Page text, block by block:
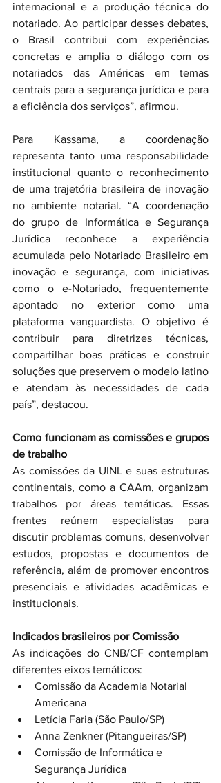
internacional e a produção técnica do
notariado. Ao participar desses debates,
o Brasil contribui com experiências
concretas e amplia o diálogo com os
notariados das Américas em temas
centrais para a segurança jurídica e para
a eficiência dos serviços”, afirmou.
Para Kassama, a coordenação
representa tanto uma responsabilidade
institucional quanto o reconhecimento
de uma trajetória brasileira de inovação
no ambiente notarial. “A coordenação
do grupo de Informática e Segurança
Jurídica reconhece a experiência
acumulada pelo Notariado Brasileiro em
inovação e segurança, com iniciativas
como o e-Notariado, frequentemente
apontado no exterior como uma
plataforma vanguardista. O objetivo é
contribuir para diretrizes técnicas,
compartilhar boas práticas e construir
soluções que preservem o modelo latino
e atendam às necessidades de cada
país”, destacou.
Como funcionam as comissões e grupos
de trabalho
As comissões da UINL e suas estruturas
continentais, como a CAAm, organizam
trabalhos por áreas temáticas. Essas
frentes reúnem especialistas para
discutir problemas comuns, desenvolver
estudos, propostas e documentos de
referência, além de promover encontros
presenciais e atividades acadêmicas e
institucionais.
Indicados brasileiros por Comissão
As indicações do CNB/CF contemplam
diferentes eixos temáticos:
Comissão da Academia Notarial
Americana
Letícia Faria (São Paulo/SP)
Anna Zenkner (Pitangueiras/SP)
Comissão de Informática e
Segurança Jurídica